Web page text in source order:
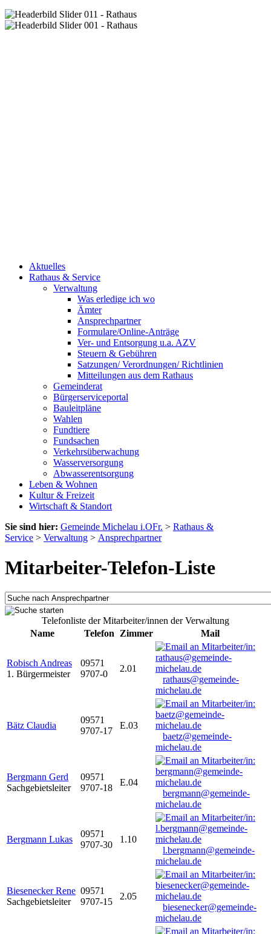
Aktuelles
Rathaus & Service
Verwaltung
Was erledige ich wo
Ämter
Ansprechpartner
Formulare/Online-Anträge
Ver- und Entsorgung u.a. AZV
Steuern & Gebühren
Satzungen/ Verordnungen/ Richtlinien
Mitteilungen aus dem Rathaus
Gemeinderat
Bürgerserviceportal
Bauleitpläne
Wahlen
Fundtiere
Fundsachen
Verkehrsüberwachung
Wasserversorgung
Abwasserentsorgung
Leben & Wohnen
Kultur & Freizeit
Wirtschaft & Standort
Sie sind hier: Gemeinde Michelau i.OFr. > Rathaus &
Service > Verwaltung > Ansprechpartner
Mitarbeiter-Telefon-Liste
Telefonliste der Mitarbeiter/innen der Verwaltung
Name
Telefon Zimmer Mail
Robisch Andreas
1. Bürgermeister
09571
9707-0
2.01
rathaus@gemeinde-
michelau.de
Bätz Claudia
09571
9707-17
E.03
baetz@gemeinde-
michelau.de
Bergmann Gerd
Sachgebietsleiter
09571
9707-18
E.04
bergmann@gemeinde-
michelau.de
Bergmann Lukas
09571
9707-30
1.10
l.bergmann@gemeinde-
michelau.de
Biesenecker Rene
Sachgebietsleiter
09571
9707-15
2.05
biesenecker@gemeinde-
michelau.de